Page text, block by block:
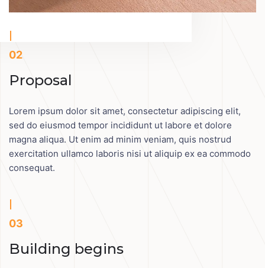
02
Proposal
Lorem ipsum dolor sit amet, consectetur adipiscing elit,
sed do eiusmod tempor incididunt ut labore et dolore
magna aliqua. Ut enim ad minim veniam, quis nostrud
exercitation ullamco laboris nisi ut aliquip ex ea commodo
consequat.
03
Building begins